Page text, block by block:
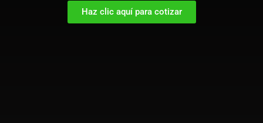
Haz clic aquí para cotizar